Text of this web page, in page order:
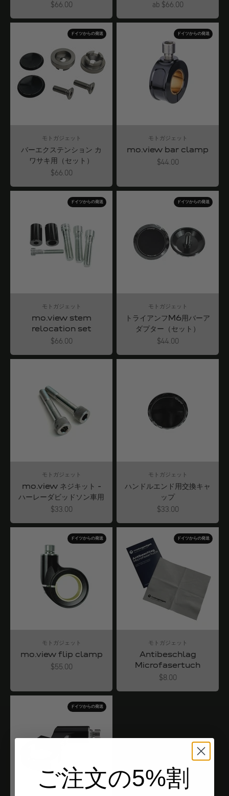
Angebot
$66.00 Angebot
ab $66.00
ドイツからの発送
モトガジェット
バーエクステンション カ
ワサキ用（セット）
Angebot
$66.00
ドイツからの発送
モトガジェット
mo.view bar clamp
Angebot
$44.00
ドイツからの発送
モトガジェット
mo.view stem
relocation set
Angebot
$66.00
ドイツからの発送
モトガジェット
トライアンフM6用バーア
ダプター（セット）
Angebot
$44.00
モトガジェット
mo.view ネジキット -
ハーレーダビッドソン車用
Angebot
$33.00
モトガジェット
ハンドルエンド用交換キャ
ップ
Angebot
$33.00
ドイツからの発送
モトガジェット
mo.view flip clamp
Angebot
$55.00
ドイツからの発送
モトガジェット
Antibeschlag
Microfasertuch
Angebot
$8.00
ドイツからの発送
ご注文の5%割